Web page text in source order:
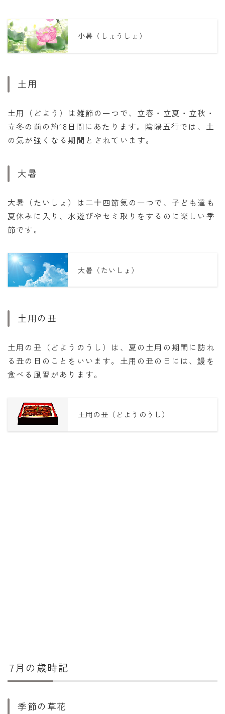
小暑（しょうしょ）
土用
土用（どよう）は雑節の一つで、立春・立夏・立秋・
立冬の前の約18日間にあたります。陰陽五行では、土
の気が強くなる期間とされています。
大暑
大暑（たいしょ）は二十四節気の一つで、子ども達も
夏休みに入り、水遊びやセミ取りをするのに楽しい季
節です。
大暑（たいしょ）
土用の丑
土用の丑（どようのうし）は、夏の土用の期間に訪れ
る丑の日のことをいいます。土用の丑の日には、鰻を
食べる風習があります。
土用の丑（どようのうし）
7月の歳時記
季節の草花